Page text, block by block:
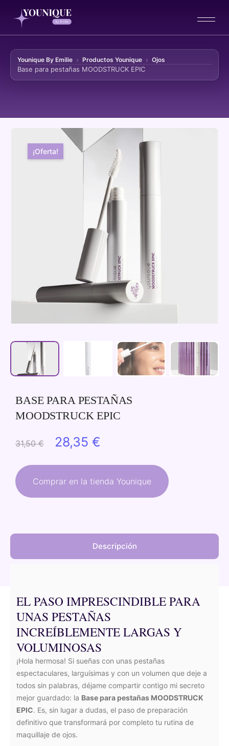
Younique By Emilie Productos Younique Ojos
Base para pestañas MOODSTRUCK EPIC
Ir al contenido
¡Oferta!
BASE PARA PESTAÑAS
MOODSTRUCK EPIC
31,50€
El
original
28,35 €
actual
Comprar en la tienda Younique
Descripción
EL PASO IMPRESCINDIBLE PARA
UNAS PESTAÑAS
INCREÍBLEMENTE LARGAS Y
VOLUMINOSAS
¡Hola hermosa! Si sueñas con unas pestañas
espectaculares, larguísimas y con un volumen que deje a
todos sin palabras, déjame compartir contigo mi secreto
mejor guardado: la Base para pestañas MOODSTRUCK
EPIC. Es, sin lugar a dudas, el paso de preparación
definitivo que transformará por completo tu rutina de
maquillaje de ojos.